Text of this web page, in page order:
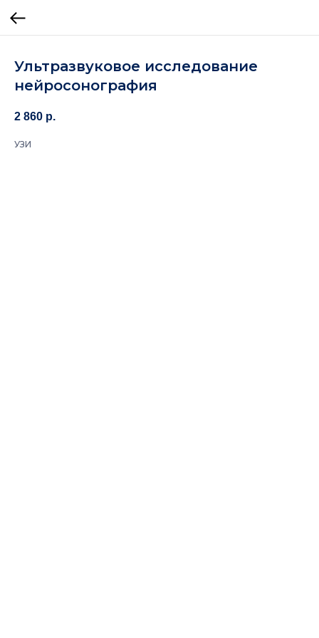
Ультразвуковое исследование
нейросонография
2 860 р.
УЗИ